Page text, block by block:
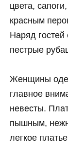
цвета,
красным
Наряд
пестрые
Женщины
главное
невесты.
пышным,
легкое